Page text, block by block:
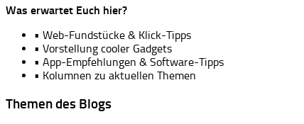
Was erwartet Euch hier?
• Web-Fundstücke & Klick-Tipps
• Vorstellung cooler Gadgets
• App-Empfehlungen & Software-Tipps
• Kolumnen zu aktuellen Themen
Themen des Blogs